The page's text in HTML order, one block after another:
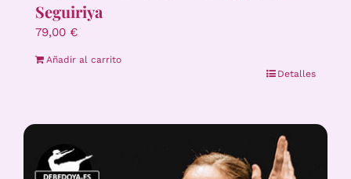
Seguiriya
79,00 €
Añadir al carrito
Detalles